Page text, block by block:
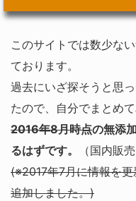
このサイトでは数少な
ております。
過去にいざ探そうと思
たので、自分でまとめて
2016年8月時点の無添
るはずです。
（国内販
(※2017年7月に情報を
追加しました。)